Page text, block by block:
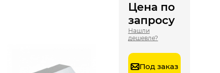
Цена по
запросу
Нашли
дешевле?
Под заказ